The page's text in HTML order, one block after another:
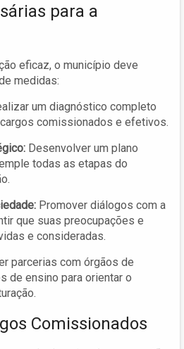
para a
eficaz, o município deve
medidas:
um diagnóstico completo
comissionados e efetivos.
Desenvolver um plano
todas as etapas do
Promover diálogos com a
que suas preocupações e
e consideradas.
parcerias com órgãos de
de ensino para orientar o
Comissionados